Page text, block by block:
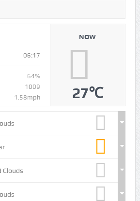
06:17
64%
1009
1.58mph
NOW
27℃
Clouds